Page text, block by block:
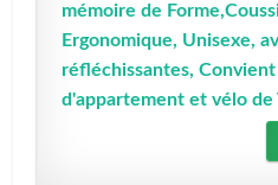
mémoire de
Ergonomique, Unisexe,
réfléchissantes,
d'appartement et vélo de